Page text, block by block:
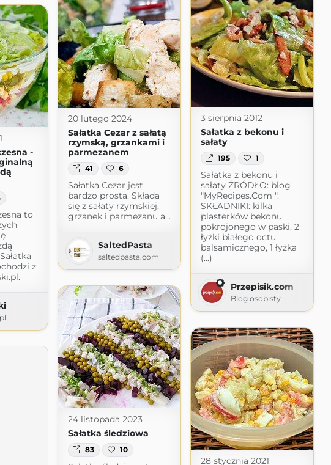
3 sierpnia 2012
Sałatka z bekonu i
sałaty
195 1
Sałatka z bekonu i
sałaty ŹRÓDŁO: blog
"MyRecipes.Com ".
SKŁADNIKI: kilka
plasterków bekonu
pokrojonego w paski, 2
łyżki białego octu
balsamicznego, 1 łyżka
(...)
Przepisik.com
Blog osobisty
20 lutego 2024
Sałatka Cezar z sałatą
rzymską, grzankami i
parmezanem
41 6
Sałatka Cezar jest
bardzo prosta. Składa
się z sałaty rzymskiej,
grzanek i parmezanu a...
SaltedPasta
saltedpasta.com
-
to
z
24 listopada 2023
Sałatka śledziowa
83 10
28 stycznia 2021